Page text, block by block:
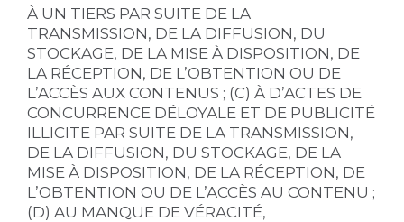
À UN TIERS PAR SUITE DE LA
TRANSMISSION, DE LA DIFFUSION, DU
STOCKAGE, DE LA MISE À DISPOSITION, DE
LA RÉCEPTION, DE L’OBTENTION OU DE
L’ACCÈS AUX CONTENUS ; (C) À D’ACTES DE
CONCURRENCE DÉLOYALE ET DE PUBLICITÉ
ILLICITE PAR SUITE DE LA TRANSMISSION,
DE LA DIFFUSION, DU STOCKAGE, DE LA
MISE À DISPOSITION, DE LA RÉCEPTION, DE
L’OBTENTION OU DE L’ACCÈS AU CONTENU ;
(D) AU MANQUE DE VÉRACITÉ,